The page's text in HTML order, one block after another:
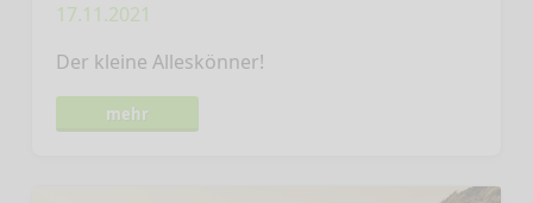
17.11.2021
Der kleine Alleskönner!
mehr